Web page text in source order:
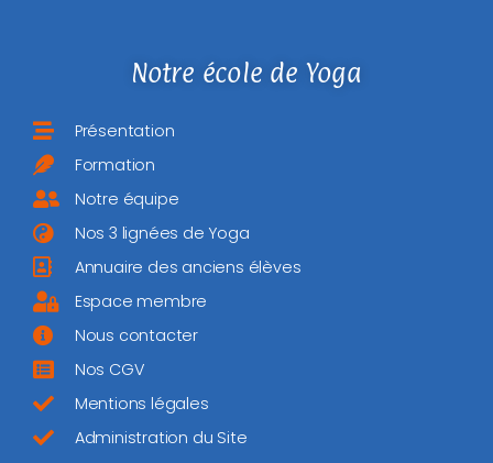
Notre école de Yoga
Présentation
Formation
Notre équipe
Nos 3 lignées de Yoga
Annuaire des anciens élèves
Espace membre
Nous contacter
Nos CGV
Mentions légales
Administration du Site